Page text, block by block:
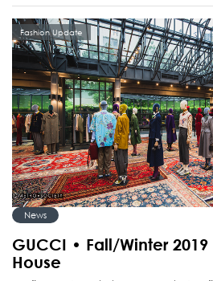
Fashion Update
News
GUCCI • Fall/Winter
House